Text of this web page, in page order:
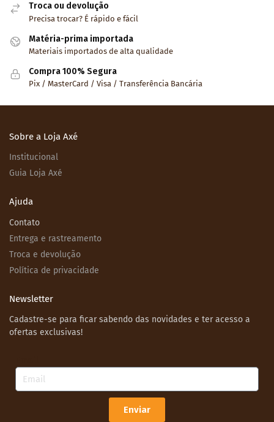
Troca ou devolução
Precisa trocar? É rápido e fácil
Matéria-prima importada
Materiais importados de alta qualidade
Compra 100% Segura
Pix / MasterCard / Visa / Transferência Bancária
Sobre a Loja Axé
Institucional
Guia Loja Axé
Ajuda
Contato
Entrega e rastreamento
Troca e devolução
Política de privacidade
Newsletter
Cadastre-se para ficar sabendo das novidades e ter acesso a
ofertas exclusivas!
Enviar